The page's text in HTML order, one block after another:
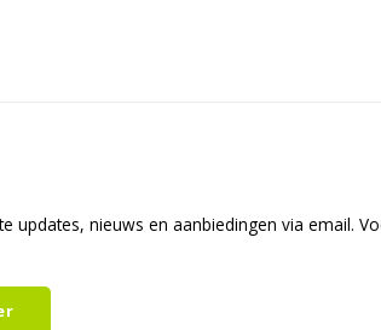
updates, nieuws en aanbiedingen via email.